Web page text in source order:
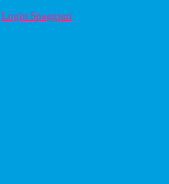
Login Spaggiari